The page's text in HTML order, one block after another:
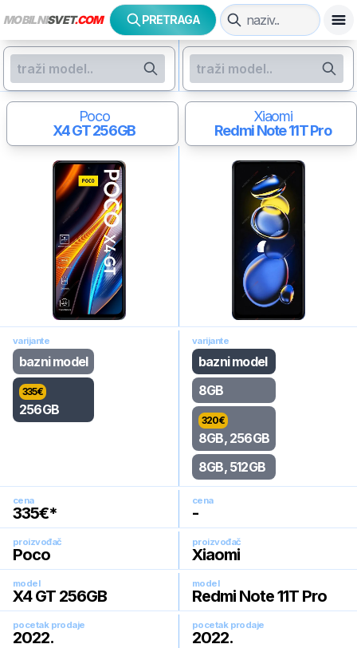
MOBILNISVET.COM PRETRAGA
Poco
X4 GT256GB
Xiaomi
Redmi Note 11T Pro
varijante
bazni model
335€
256GB
varijante
bazni model
8GB
320€
8GB, 256GB
8GB, 512GB
cena
335€*
cena
-
proizvođač
Poco
proizvođač
Xiaomi
model
X4 GT 256GB
model
Redmi Note 11T Pro
pocetak prodaje
2022.
pocetak prodaje
2022.